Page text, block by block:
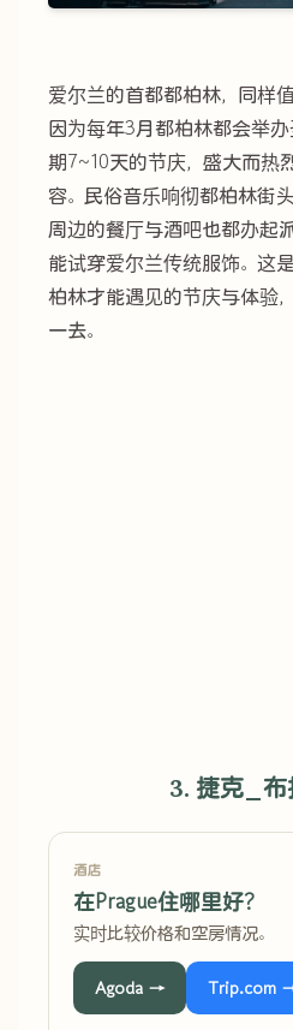
爱尔兰的首都都柏林，同样
因为每年3月都柏林都会举
期7~10天的节庆，盛大而热
容。民俗音乐响彻都柏林街
周边的餐厅与酒吧也都办起
能试穿爱尔兰传统服饰。这
柏林才能遇见的节庆与体验
一去。
3. 捷克_布
酒店
在Prague住哪里好?
实时比较价格和空房情况。
Agoda → Trip.com